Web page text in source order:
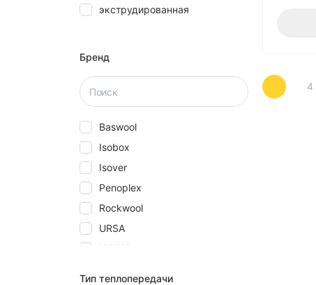
28
50
60
70
80
экструдированная
Бренд
Baswool
Isobox
Isover
Penoplex
Rockwool
URSA
КНАУФ
Тип теплопередачи
4